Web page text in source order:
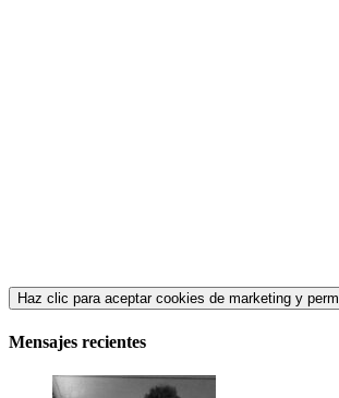
Haz clic para aceptar cookies de marketing y
Mensajes recientes